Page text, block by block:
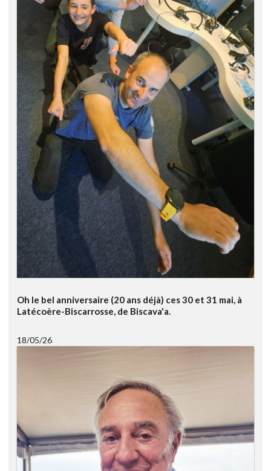
Oh le bel anniversaire (20 ans déjà) ces 30 et 31 mai, à
Latécoère-Biscarrosse, de Biscava'a.
18/05/26